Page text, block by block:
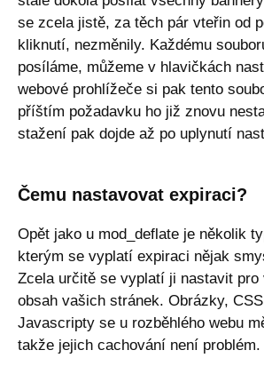
se zcela jistě, za těch pár vteřin od
kliknutí, nezměnily. Každému
posíláme, můžeme v hlavičkách
webové prohlížeče si pak tento
příštím požadavku ho již znovu
stažení pak dojde až po uplynutí
Čemu nastavovat expiraci?
Opět jako u mod_deflate je několik
kterým se vyplatí expiraci nějak
Zcela určitě se vyplatí ji nastavit
obsah vašich stránek. Obrázky,
Javascripty se u rozběhlého webu
takže jejich cachování není problém.